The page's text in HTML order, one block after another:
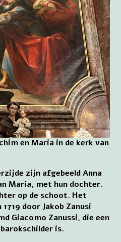
en Maria in de kerk van
zijn afgebeeld Anna
Maria, met hun dochter.
op de schoot. Het
door Jakob Zanusi
Giacomo Zanussi, die een
is.